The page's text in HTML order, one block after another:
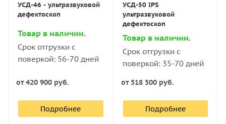
УСД-46 - ультразвуковой
дефектоскоп
Товар в наличии.
Срок отгрузки с
поверкой: 56-70 дней
от420 900 руб.
Подробнее
УСД-50 IPS
ультразвуковой
дефектоскоп
Товар в наличии.
Срок отгрузки с
поверкой: 35-70 дней
от 518 500 руб.
Подробнее